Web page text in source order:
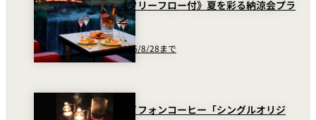
《フリーフロー付》夏を彩る納涼会プラ
ン
2026/8/28まで
サイフォンコーヒー「シングルオリジ